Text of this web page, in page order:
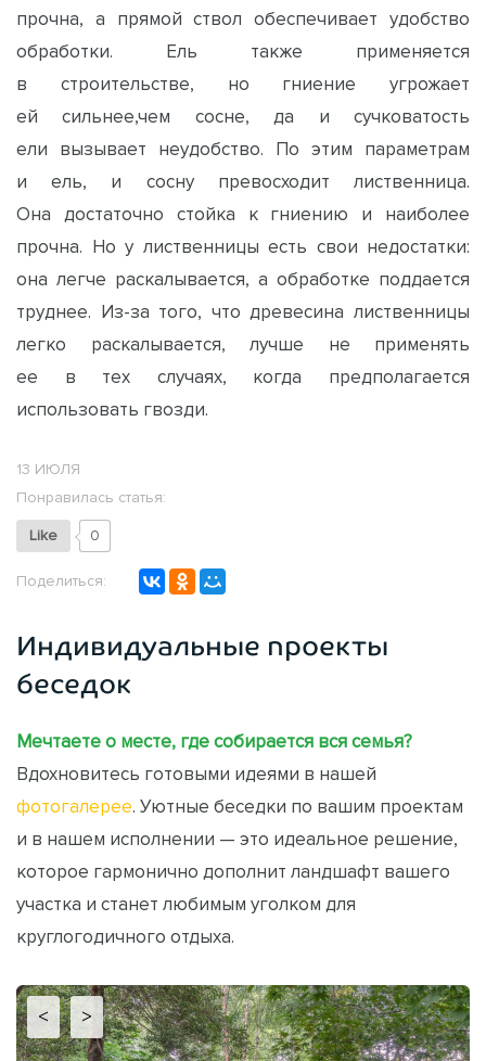
прочна, а прямой ствол обеспечивает удобство
обработки. Ель также применяется
в строительстве, но гниение угрожает
ей сильнее,чем сосне, да и сучковатость
ели вызывает неудобство. По этим параметрам
и ель, и сосну превосходит лиственница.
Она достаточно стойка к гниению и наиболее
прочна. Но у лиственницы есть свои недостатки:
она легче раскалывается, а обработке поддается
труднее. Из-за того, что древесина лиственницы
легко раскалывается, лучше не применять
ее в тех случаях, когда предполагается
использовать гвозди.
13 ИЮЛЯ
Понравилась статья:
Like 0
Поделиться:
Индивидуальные проекты
беседок
Мечтаете о месте, где собирается вся семья?
Вдохновитесь готовыми идеями в нашей
фотогалерее. Уютные беседки по вашим проектам
и в нашем исполнении — это идеальное решение,
которое гармонично дополнит ландшафт вашего
участка и станет любимым уголком для
круглогодичного отдыха.
< >